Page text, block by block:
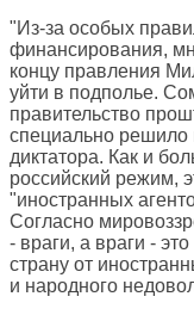
"Из-за особых
финансирования,
концу правления
уйти в подполье.
правительство
специально решило
диктатора. Как и
российский режим,
"иностранных
Согласно
- враги, а враги -
страну от
и народного